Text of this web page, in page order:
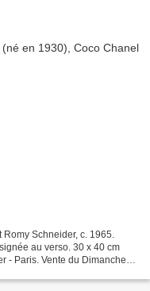
Schneider, c. 1965.
au verso. 30 x 40 cm
- Paris. Vente du Dimanche